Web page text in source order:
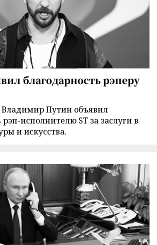
благодарность рэперу
Путин объявил
рэп-исполнителю ST за заслуги в
и искусства.